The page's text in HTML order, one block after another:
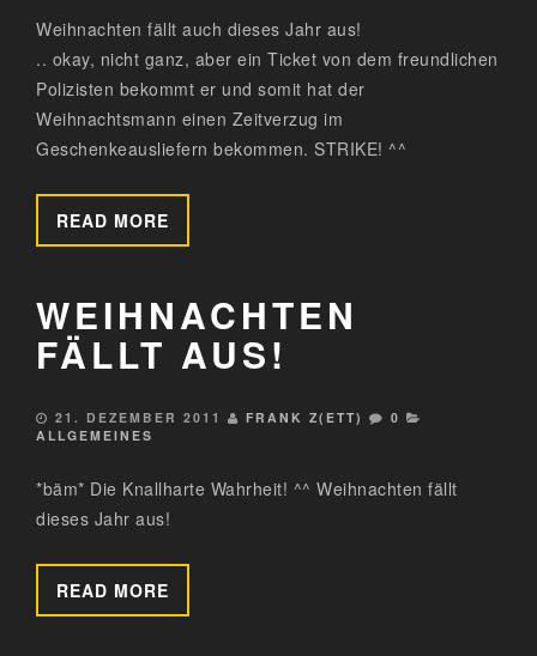
Weihnachten fällt auch dieses Jahr aus!
.. okay, nicht ganz, aber ein Ticket von dem freundlichen
Polizisten bekommt er und somit hat der
Weihnachtsmann einen Zeitverzug im
Geschenkeausliefern bekommen. STRIKE! ^^
READ MORE
WEIHNACHTEN
FÄLLT AUS!
21. DEZEMBER 2011 FRANK Z(ETT)
0
ALLGEMEINES
*bäm* Die Knallharte Wahrheit! ^^ Weihnachten fällt
dieses Jahr aus!
READ MORE